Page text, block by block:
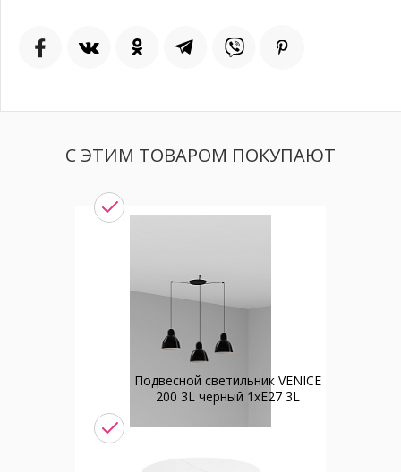
С ЭТИМ ТОВАРОМ ПОКУПАЮТ
Подвесной светильник VENICE
200 3L черный 1xE27 3L